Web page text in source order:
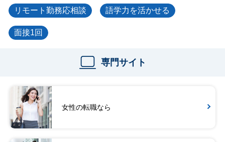
リモート勤務応相談 語学力を活かせる
面接1回
専門サイト
女性の転職なら